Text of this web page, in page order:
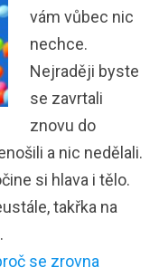
vám vůbec nic
nechce.
Nejraději byste
se zavrtali
znovu do
a nic nedělali.
si hlava i tělo.
takřka na
se zrovna